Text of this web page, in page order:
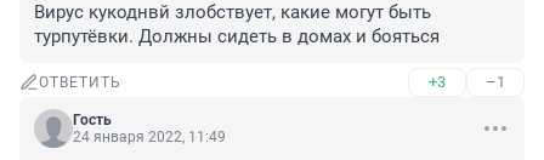
Вирус кукоднвй злобствует, какие могут быть
турпутёвки. Должны сидеть в домах и бояться
ОТВЕТИТЬ +3 –1
Гость
24 января 2022, 11:49